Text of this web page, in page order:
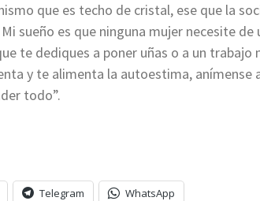
que es techo de cristal, ese que la
sueño es que ninguna mujer necesite
te dediques a poner uñas o a un
y te alimenta la autoestima, anímense
todo”.
Telegram WhatsApp